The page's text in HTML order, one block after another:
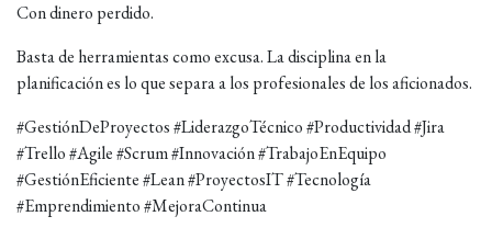
Con dinero perdido.
Basta de herramientas como excusa. La disciplina en la
planificación es lo que separa a los profesionales de los aficionados.
#GestiónDeProyectos #LiderazgoTécnico #Productividad #Jira
#Trello #Agile #Scrum #Innovación #TrabajoEnEquipo
#GestiónEficiente #Lean #ProyectosIT #Tecnología
#Emprendimiento #MejoraContinua